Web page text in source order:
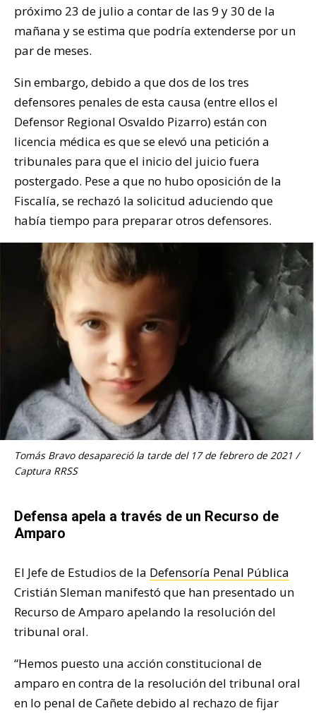
próximo 23 de julio a contar de las 9 y 30 de la
mañana y se estima que podría extenderse por un
par de meses.
Sin embargo, debido a que dos de los tres
defensores penales de esta causa (entre ellos el
Defensor Regional Osvaldo Pizarro) están con
licencia médica es que se elevó una petición a
tribunales para que el inicio del juicio fuera
postergado. Pese a que no hubo oposición de la
Fiscalía, se rechazó la solicitud aduciendo que
había tiempo para preparar otros defensores.
Tomás Bravo desapareció la tarde del 17 de febrero de 2021 /
Captura RRSS
Defensa apela a través de un Recurso de
Amparo
El Jefe de Estudios de la Defensoría Penal Pública
Cristián Sleman manifestó que han presentado un
Recurso de Amparo apelando la resolución del
tribunal oral.
“Hemos puesto una acción constitucional de
amparo en contra de la resolución del tribunal oral
en lo penal de Cañete debido al rechazo de fijar